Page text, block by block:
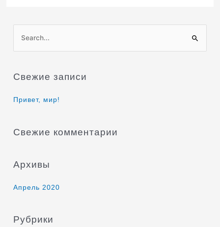
о
с
Свежие записи
Привет, мир!
Свежие комментарии
Архивы
Апрель 2020
Рубрики